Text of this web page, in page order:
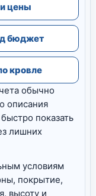
цены
бюджет
кровле
обычно
описания
показать
лишних
условиям
покрытие,
высоту и